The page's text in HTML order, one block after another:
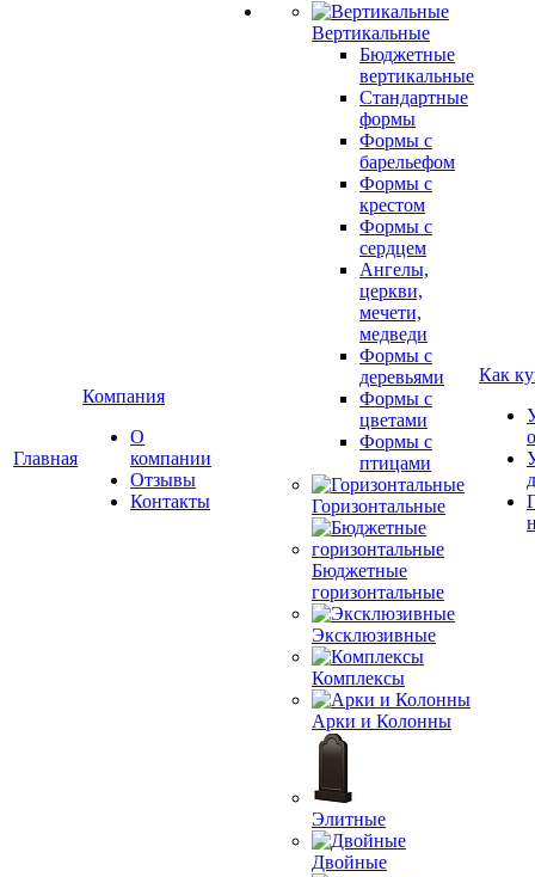
Главная
Компания
О
компании
Отзывы
Контакты
Вертикальные
Бюджетные
вертикальные
Стандартные
формы
Формы с
барельефом
Формы с
крестом
Формы с
сердцем
Ангелы,
церкви,
мечети,
медведи
Формы с
деревьями
Формы с
цветами
Формы с
птицами
Горизонтальные
Бюджетные
горизонтальные
Эксклюзивные
Комплексы
Арки и Колонны
Элитные
Двойные
Как